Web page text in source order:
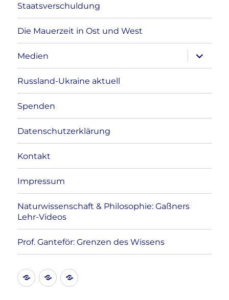
Staatsverschuldung
Die Mauerzeit in Ost und West
Medien
anzeigen
Russland-Ukraine aktuell
Spenden
Datenschutzerklärung
Kontakt
Impressum
Naturwissenschaft & Philosophie: Gaßners
Lehr-Videos
Prof. Ganteför: Grenzen des Wissens
KontaktDatenschutzerklärung
Impressum